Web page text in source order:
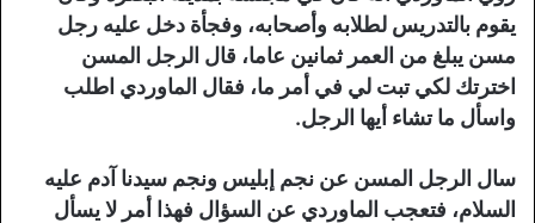
يقوم بالتدريس لطلابه وأصحابه، وفجأة دخل عليه رجل
مسن يبلغ من العمر ثمانين عاما، قال الرجل المسن
اخترتك لكي تبت لي في أمر ما، فقال الماوردي اطلب
واسأل ما تشاء أيها الرجل.
سال الرجل المسن عن نجم إبليس ونجم سيدنا آدم عليه
السلام، فتعجب الماوردي عن السؤال فهذا أمر لا يسأل